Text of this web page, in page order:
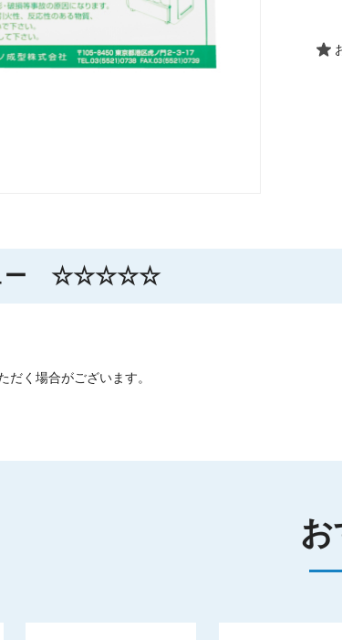
☆☆☆☆☆
く場合がございます。